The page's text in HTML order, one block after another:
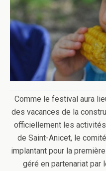
Comme le festival aura
des vacances de la
officiellement les
de Saint-Anicet, le
implantant pour la
géré en partenariat par